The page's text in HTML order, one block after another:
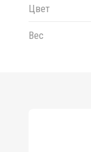
Цвет
Вес